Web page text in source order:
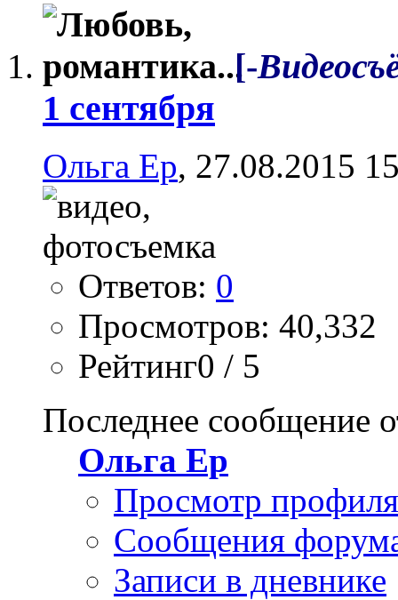
[-
1 сентября
Ольга Ер, 27.08.2015
Ответов: 0
Просмотров: 40,332
Рейтинг0 / 5
Последнее сообщение
Ольга Ер
Просмотр профиля
Сообщения
Записи в дневнике